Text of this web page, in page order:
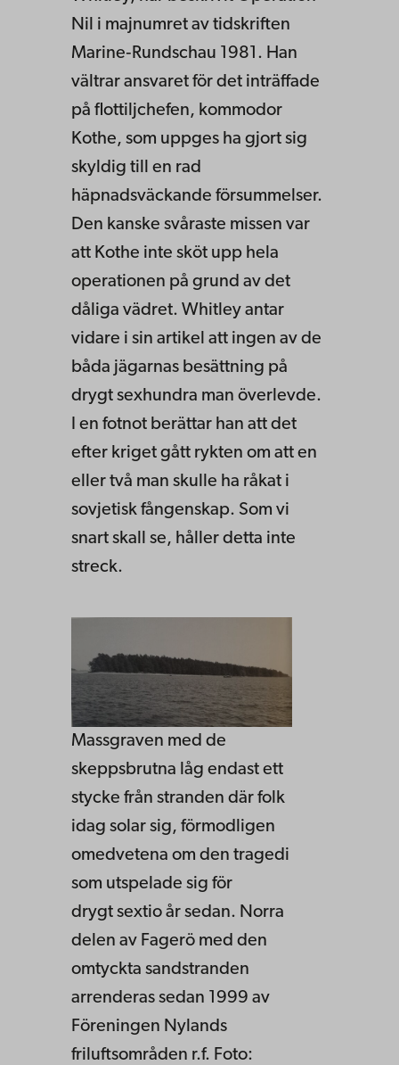
Nil i majnumret av tidskriften
Marine‑Rundschau 1981. Han
vält­rar ansvaret för det inträffade
på flottiljchefen, kommodor
Kothe, som uppges ha gjort sig
skyldig till en rad
häpnadsväckande försummelser.
Den kanske svåraste missen var
att Kothe inte sköt upp hela
operationen på grund av det
dåliga vädret. Whitley antar
vidare i sin artikel att ingen av de
båda jägarnas be­sättning på
drygt sexhundra man överlevde.
I en fotnot be­rättar han att det
efter kriget gått rykten om att en
eller två man skulle ha råkat i
sovjetisk fångenskap. Som vi
snart skall se, håller detta inte
streck.
Massgraven med de
skeppsbrutna låg endast ett
stycke från stranden där folk
idag solar sig, förmodligen
omedvetena om den tragedi
som utspelade sig för
drygt sextio år sedan. Norra
delen av Fagerö med den
omtyckta sandstranden
arrenderas sedan 1999 av
Föreningen Nylands
friluftsområden r.f. Foto: